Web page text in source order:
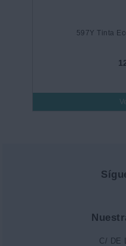
597Y Tinta
C/ DE